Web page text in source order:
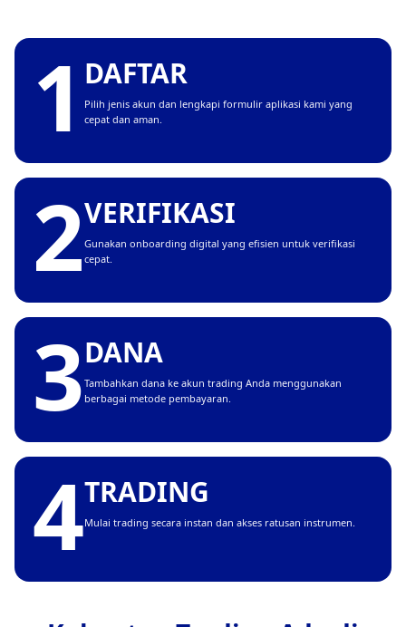
1 DAFTAR
Pilih jenis akun dan lengkapi formulir aplikasi kami yang
cepat dan aman.
2VERIFIKASI
Gunakan onboarding digital yang efisien untuk verifikasi
cepat.
3DANA
Tambahkan dana ke akun trading Anda menggunakan
berbagai metode pembayaran.
4TRADING
Mulai trading secara instan dan akses ratusan instrumen.